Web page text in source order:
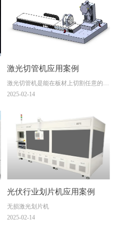
激光切管机应用案例
激光切管机是能在板材上切割任意的设
计图形
2025-02-14
光伏行业划片机应用案例
无损激光划片机
2025-02-14